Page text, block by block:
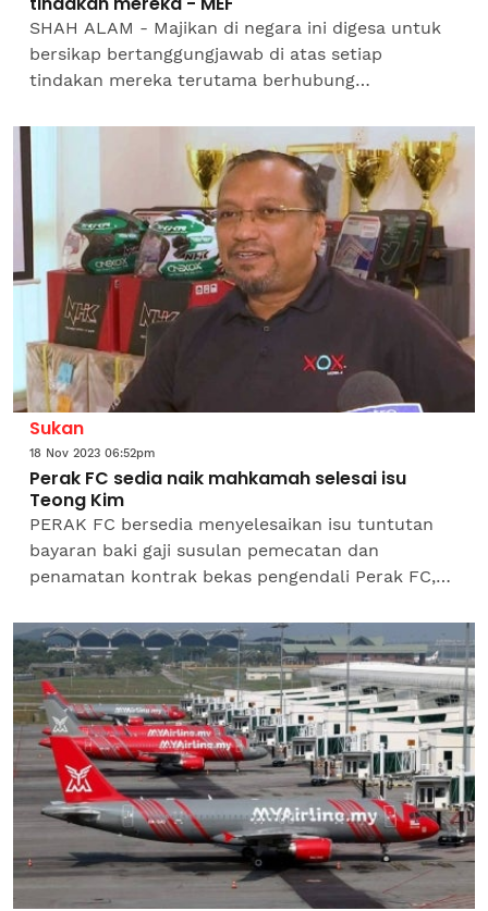
SHAH ALAM - Majikan di negara ini digesa untuk
bersikap bertanggungjawab di atas setiap
tindakan mereka terutama berhubung
Majikan-Majikan Malaysia...
Sukan
18 Nov 2023 06:52pm
Perak FC sedia naik mahkamah selesai isu
Teong Kim
PERAK FC bersedia menyelesaikan isu tuntutan
bayaran baki gaji susulan pemecatan dan
penamatan kontrak bekas pengendali Perak FC,
Mahkamah...